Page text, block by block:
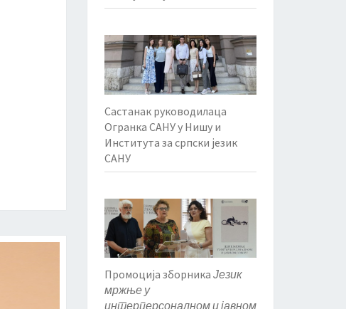
Састанак руководилаца
Огранка САНУ у Нишу и
Института за српски језик
САНУ
Промоција зборника Језик
мржње у
интерперсоналном и јавном